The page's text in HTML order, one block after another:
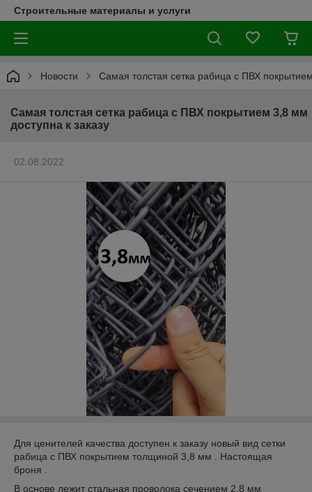
Строительные материалы и услуги
Новости Самая толстая сетка рабица с ПВХ
Самая толстая сетка рабица с ПВХ покрытием 3,8 мм
доступна к заказу
02.08.2022
Для ценителей качества доступен к заказу новый вид сетки
рабица с ПВХ покрытием толщиной 3,8 мм . Настоящая
броня .
В основе лежит стальная проволока сечением 2.8 мм